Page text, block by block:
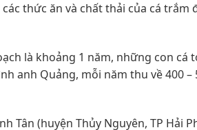
thức ăn và chất thải của cá trắm
là khoảng 1 năm, những con cá
anh Quảng, mỗi năm thu về 400
Tân (huyện Thủy Nguyên, TP Hải